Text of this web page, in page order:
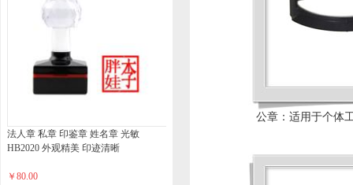
法人章 私章 印鉴章 姓名章 光敏
HB2020 外观精美 印迹清晰
￥80.00
公章：适用于个体